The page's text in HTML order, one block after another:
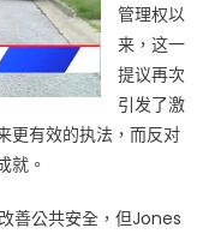
管理权以
来，这一
提议再次
引发了激
更有效的执法，而反对
就。
善公共安全，但Jones